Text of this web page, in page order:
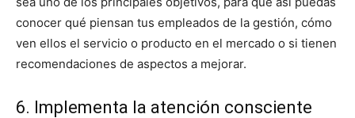
conocer qué piensan tus empleados de la gestión, cómo
ven ellos el servicio o producto en el mercado o si tienen
recomendaciones de aspectos a mejorar.
6. Implementa la atención consciente